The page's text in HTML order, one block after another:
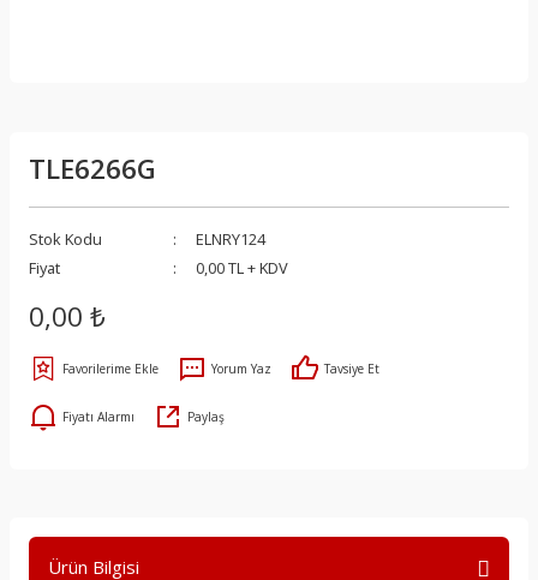
TLE6266G
Stok Kodu
ELNRY124
Fiyat
0,00 TL + KDV
0,00 ₺
Yorum Yaz Tavsiye Et
Fiyatı Alarmı Paylaş
Ürün Bilgisi